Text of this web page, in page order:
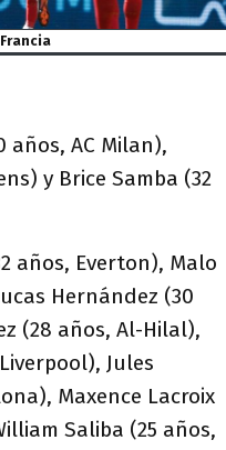
años, AC Milan),
y Brice Samba (32
años, Everton), Malo
Hernández (30
(28 años, Al-Hilal),
Jules
Maxence Lacroix
Saliba (25 años,